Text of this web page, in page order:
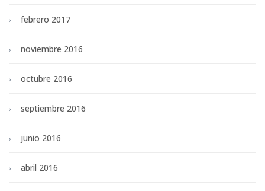
febrero 2017
noviembre 2016
octubre 2016
septiembre 2016
junio 2016
abril 2016